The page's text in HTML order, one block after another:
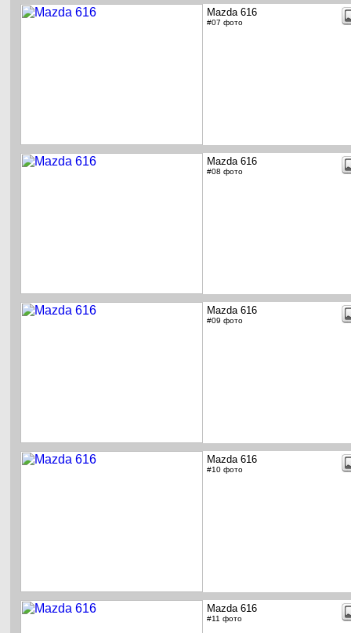
Mazda 616
#07 фото
Mazda 616
#08 фото
Mazda 616
#09 фото
Mazda 616
#10 фото
Mazda 616
#11 фото